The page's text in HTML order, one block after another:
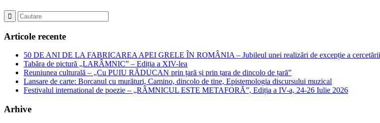
Articole recente
50 DE ANI DE LA FABRICAREA APEI GRELE ÎN ROMÂNIA – Jubileul unei realizări de excepție a cercetării
Tabăra de pictură „LARÂMNIC” – Ediția a XIV-lea
Reuniunea culturală – „Cu PUIU RĂDUCAN prin țară și prin țara de dincolo de țară”
Lansare de carte: Borcanul cu murături, Camino, dincolo de tine, Epistemologia discursului muzical
Festivalul international de poezie – „RÂMNICUL ESTE METAFORĂ”, Ediția a IV-a, 24-26 Iulie 2026
Arhive